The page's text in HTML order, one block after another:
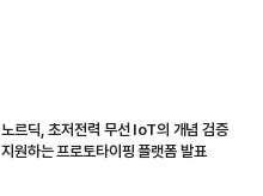
노르딕, 초저전력 무선 IoT의 개념 검증
지원하는 프로토타이핑 플랫폼 발표